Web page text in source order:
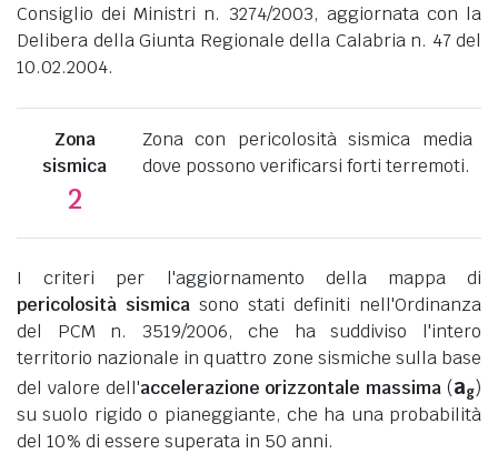
Consiglio dei Ministri n. 3274/2003, aggiornata con la
Delibera della Giunta Regionale della Calabria n. 47 del
10.02.2004.
Zona
sismica
2
Zona con pericolosità sismica media
dove possono verificarsi forti terremoti.
I criteri per l'aggiornamento della mappa di
pericolosità sismica sono stati definiti nell'Ordinanza
del PCM n. 3519/2006, che ha suddiviso l'intero
territorio nazionale in quattro zone sismiche sulla base
del valore dell'accelerazione orizzontale massima (ag)
su suolo rigido o pianeggiante, che ha una probabilità
del 10% di essere superata in 50 anni.